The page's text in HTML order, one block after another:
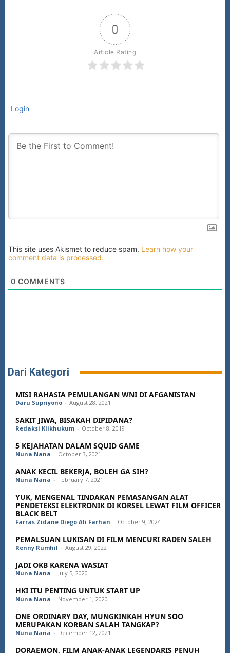
0
Article Rating
Login
This site uses Akismet to reduce spam. Learn how your
comment data is processed.
0 COMMENTS
Dari Kategori
MISI RAHASIA PEMULANGAN WNI DI AFGANISTAN
Daru Supriyono - August 28, 2021
SAKIT JIWA, BISAKAH DIPIDANA?
Redaksi Klikhukum - October 8, 2019
5 KEJAHATAN DALAM SQUID GAME
Nuna Nana - October 3, 2021
ANAK KECIL BEKERJA, BOLEH GA SIH?
Nuna Nana - February 7, 2021
YUK, MENGENAL TINDAKAN PEMASANGAN ALAT
PENDETEKSI ELEKTRONIK DI KORSEL LEWAT FILM OFFICER
BLACK BELT
Farras Zidane Diego Ali Farhan - October 9, 2024
PEMALSUAN LUKISAN DI FILM MENCURI RADEN SALEH
Renny Rumhil - August 29, 2022
JADI OKB KARENA WASIAT
Nuna Nana - July 5, 2020
HKI ITU PENTING UNTUK START UP
Nuna Nana - November 1, 2020
ONE ORDINARY DAY, MUNGKINKAH HYUN SOO
MERUPAKAN KORBAN SALAH TANGKAP?
Nuna Nana - December 12, 2021
DORAEMON, FILM ANAK-ANAK LEGENDARIS PENUH